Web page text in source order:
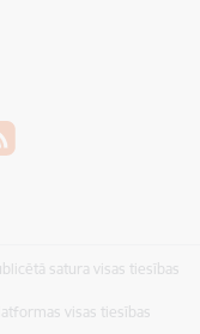
satura visas tiesības
visas tiesības